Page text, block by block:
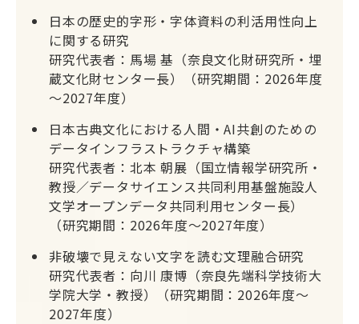
日本の歴史的字形・字体資料の利活用性向上
に関する研究
研究代表者：馬場 基（奈良文化財研究所・埋
蔵文化財センター長）（研究期間：2026年度
～2027年度）
日本古典文化における人間・AI共創のための
データインフラストラクチャ構築
研究代表者：北本 朝展（国立情報学研究所・
教授／データサイエンス共同利用基盤施設人
文学オープンデータ共同利用センター長）
（研究期間：2026年度～2027年度）
非破壊で見えない文字を読む文理融合研究
研究代表者：向川 康博（奈良先端科学技術大
学院大学・教授）（研究期間：2026年度～
2027年度）